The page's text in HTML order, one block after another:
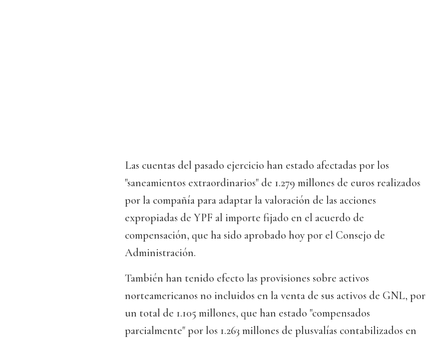
Las cuentas del pasado ejercicio han estado afectadas por los
"saneamientos extraordinarios" de 1.279 millones de euros realizados
por la compañía para adaptar la valoración de las acciones
expropiadas de YPF al importe fijado en el acuerdo de
compensación, que ha sido aprobado hoy por el Consejo de
Administración.
También han tenido efecto las provisiones sobre activos
norteamericanos no incluidos en la venta de sus activos de GNL, por
un total de 1.105 millones, que han estado "compensados
parcialmente" por los 1.263 millones de plusvalías contabilizados en